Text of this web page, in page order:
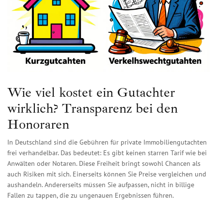
Wie viel kostet ein Gutachter
wirklich? Transparenz bei den
Honoraren
In Deutschland sind die Gebühren für private Immobiliengutachten
frei verhandelbar. Das bedeutet: Es gibt keinen starren Tarif wie bei
Anwälten oder Notaren. Diese Freiheit bringt sowohl Chancen als
auch Risiken mit sich. Einerseits können Sie Preise vergleichen und
aushandeln. Andererseits müssen Sie aufpassen, nicht in billige
Fallen zu tappen, die zu ungenauen Ergebnissen führen.